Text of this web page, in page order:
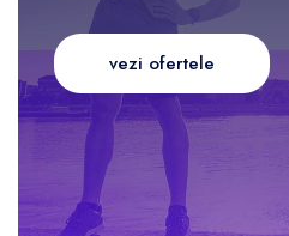
vezi ofertele